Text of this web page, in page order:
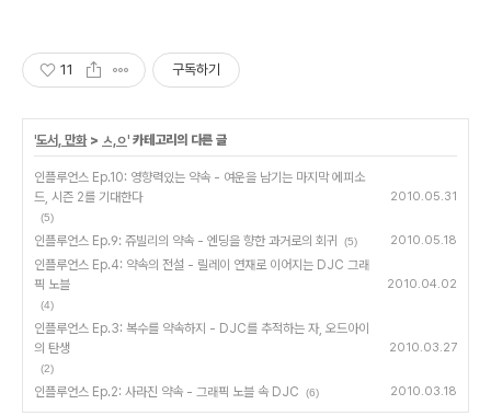
11 구독하기
'도서, 만화> ㅅ,ㅇ' 카테고리의 다른 글
인플루언스 Ep.10: 영향력있는 약속 - 여운을 남기는 마지막 에피소
드, 시즌 2를 기대한다
(5)
2010.05.31
인플루언스 Ep.9: 쥬빌리의 약속 - 엔딩을 향한 과거로의 회귀 (5) 2010.05.18
인플루언스 Ep.4: 약속의 전설 - 릴레이 연재로 이어지는 DJC 그래
픽 노블
(4)
2010.04.02
인플루언스 Ep.3: 복수를 약속하지 - DJC를 추적하는 자, 오드아이
의 탄생
(2)
2010.03.27
인플루언스 Ep.2: 사라진 약속 - 그래픽 노블 속 DJC (6) 2010.03.18